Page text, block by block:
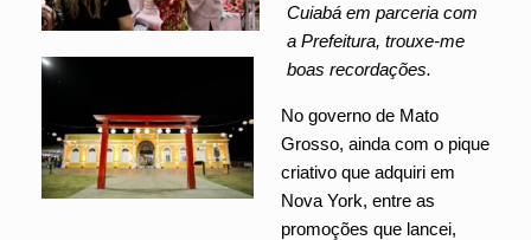
Cuiabá em parceria com
a Prefeitura, trouxe-me
boas recordações.
No governo de Mato
Grosso, ainda com o pique
criativo que adquiri em
Nova York, entre as
promoções que lancei,